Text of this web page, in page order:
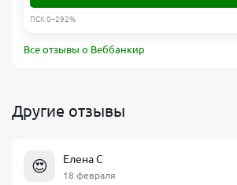
ПСК 0–292%
Все отзывы о Веббанкир
Другие отзывы
😍 Елена С
18 февраля